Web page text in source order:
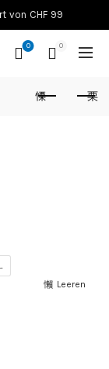
von CHF 99
0 0
Leeren